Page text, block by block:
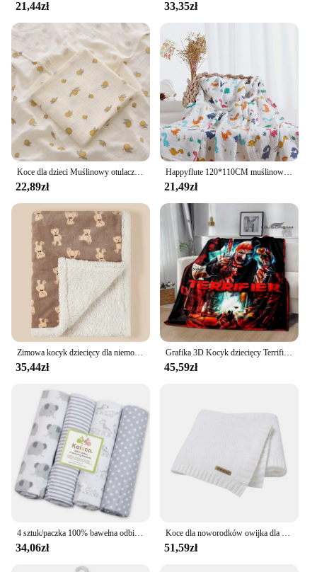
21,44zł 33,35zł
22,89zł
Happyflute 120*110CM muślinowy otulacz dla noworodka bambusowy bawełniany letni koc łóżko kołdra śliczne koce dla dzieci
21,49zł
35,44zł
Grafika 3D Kocyk dziecięcy Terrifier Horror Miękki dom Sypialnia Łóżko Sofa Podróż Biuro Pokrowiec Dekor Wygodne koce do rzucania
45,59zł
34,06zł 51,59zł